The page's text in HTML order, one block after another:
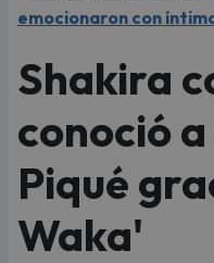
emocionaron con
Shakira
conoció
Piqué
Waka'